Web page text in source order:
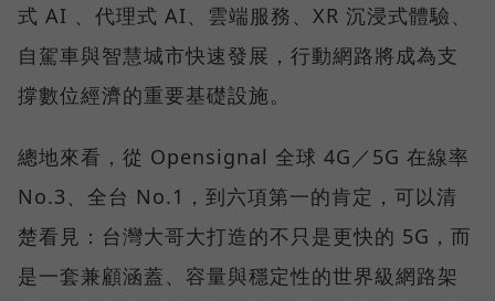
式 AI 、代理式 AI、雲端服務、XR 沉浸式體驗、
自駕車與智慧城市快速發展，行動網路將成為支
撐數位經濟的重要基礎設施。
總地來看，從 Opensignal 全球 4G／5G 在線率
No.3、全台 No.1，到六項第一的肯定，可以清
楚看見：台灣大哥大打造的不只是更快的 5G，而
是一套兼顧涵蓋、容量與穩定性的世界級網路架